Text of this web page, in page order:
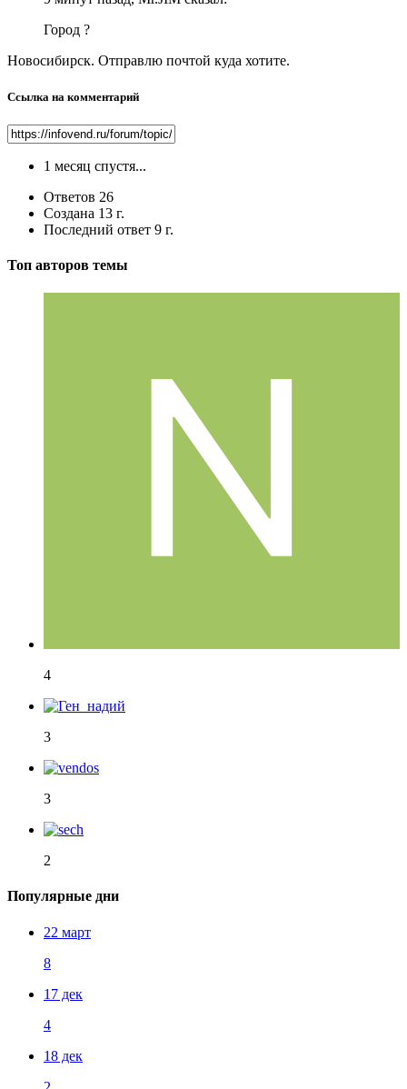
Город ?
Новосибирск. Отправлю почтой куда хотите.
Ссылка на комментарий
1 месяц спустя...
Ответов 26
Создана 13 г.
Последний ответ 9 г.
Топ авторов темы
4
3
3
2
Популярные дни
22 март
8
17 дек
4
18 дек